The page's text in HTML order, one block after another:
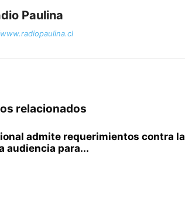
Paulina
relacionados
admite requerimientos contra la
audiencia para...